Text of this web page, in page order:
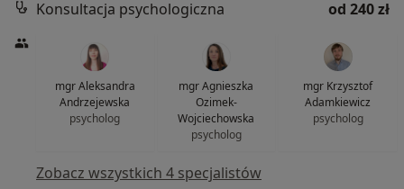
Konsultacja psychologiczna od 240 zł
mgr Aleksandra
Andrzejewska
psycholog
mgr Agnieszka
Ozimek-
Wojciechowska
psycholog
mgr Krzysztof
Adamkiewicz
psycholog
Zobacz wszystkich 4 specjalistów